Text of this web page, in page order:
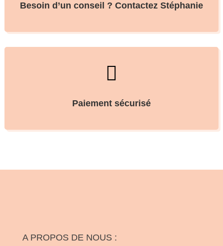
Besoin d’un conseil ? Contactez Stéphanie

Paiement sécurisé
A PROPOS DE NOUS :